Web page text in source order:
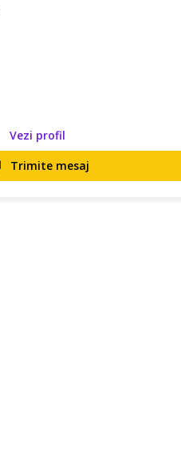
Vezi profil
Trimite mesaj